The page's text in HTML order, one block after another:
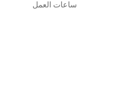
ساعات العمل